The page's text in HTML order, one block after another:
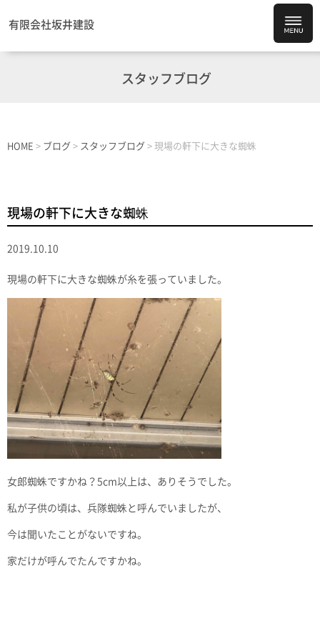
有限会社坂井建設
スタッフブログ
HOME > ブログ > スタッフブログ > 現場の軒下に大きな蜘蛛
現場の軒下に大きな蜘蛛
2019.10.10
現場の軒下に大きな蜘蛛が糸を張っていました。
女郎蜘蛛ですかね？5cm以上は、ありそうでした。
私が子供の頃は、兵隊蜘蛛と呼んでいましたが、
今は聞いたことがないですね。
家だけが呼んでたんですかね。